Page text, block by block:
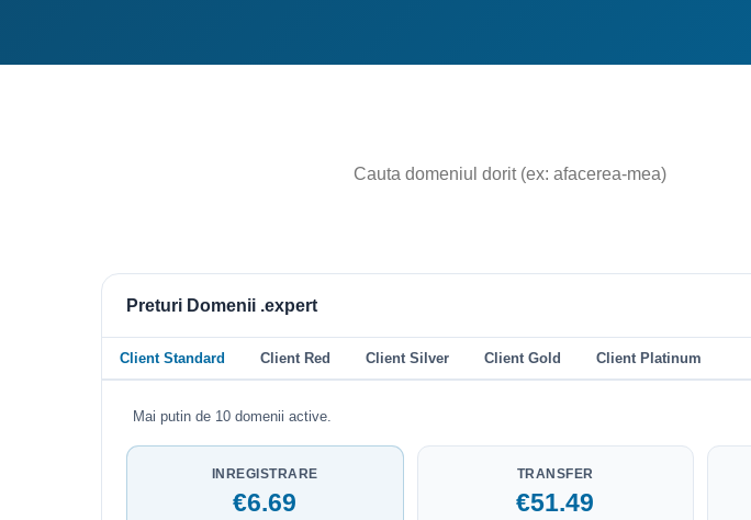
Preturi Domenii .expert
Client Standard Client Red Client Silver Client Gold Client Platinum
Mai putin de 10 domenii active.
INREGISTRARE
€6.69
TRANSFER
€51.49